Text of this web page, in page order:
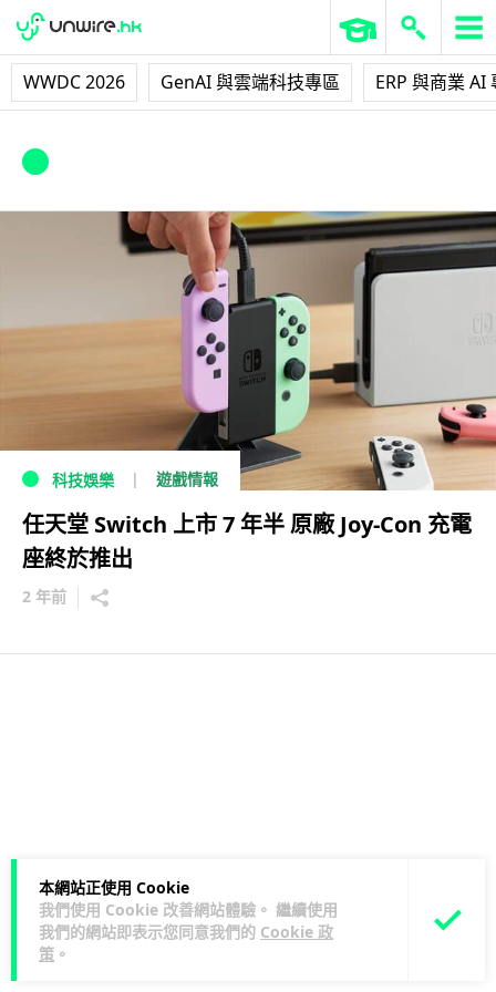
WWDC 2026 GenAI 與雲端科技專區 ERP 與商業 AI
本網站正使用 Cookie
我們使用 Cookie 改善網站體驗。 繼續使用
我們的網站即表示您同意我們的 Cookie 政
策 。
任天堂 Joy-Con Charging Stand
科技娛樂 遊戲情報
任天堂 Switch 上市 7 年半 原廠 Joy-Con 充電
座終於推出
2 年前